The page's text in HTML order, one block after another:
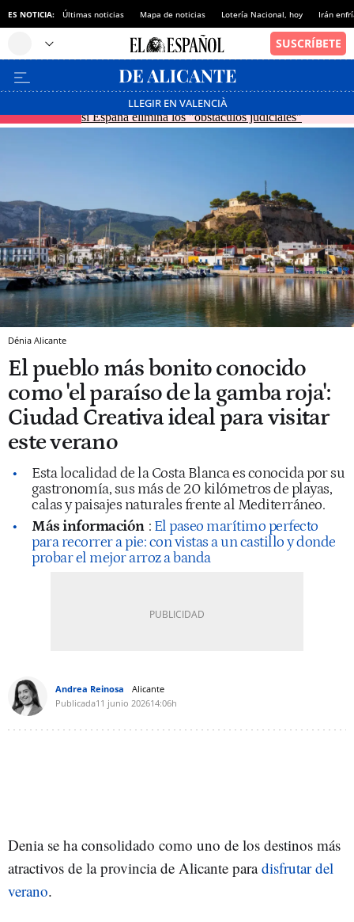
ES NOTICIA: Últimas noticias Mapa de noticias Lotería Nacional, hoy Irán
LLEGIR EN VALENCIÀ
Marruecos dice estar dispuesto a acoger a sus menores
si España elimina los "obstáculos judiciales"
Dénia Alicante
El pueblo más bonito conocido
como 'el paraíso de la gamba roja':
Ciudad Creativa ideal para visitar
este verano
Esta localidad de la Costa Blanca es conocida por su
gastronomía, sus más de 20 kilómetros de playas,
calas y paisajes naturales frente al Mediterráneo.
Más información : El paseo marítimo perfecto
para recorrer a pie: con vistas a un castillo y donde
probar el mejor arroz a banda
Andrea Reinosa
Alicante
Publicada11 junio 202614:06h
Denia se ha consolidado como uno de los destinos más
atractivos de la provincia de Alicante paradisfrutar del
verano.